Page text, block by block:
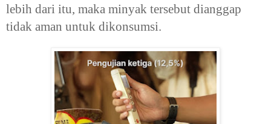
lebih dari itu, maka minyak tersebut dianggap
tidak aman untuk dikonsumsi.